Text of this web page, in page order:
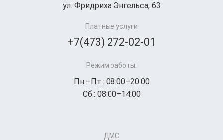
ул. Фридриха Энгельса, 63
Платные услуги
+7(473) 272-02-01
Режим работы:
Пн.–Пт.: 08:00–20:00
Сб.: 08:00–14:00
ДМС